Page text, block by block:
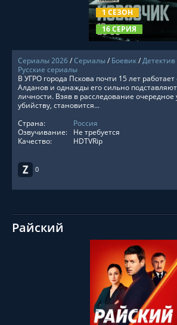
1 СЕЗОН
16 СЕРИЯ
Сериалы 2026/Сериалы/ Боевик/Детектив
Русские сериалы
0
В УГРО города Пскова почти 15 лет
Алданов и однажды его сильно
личности. Взяв в расследование очередное
убийству, становится...
Страна:
Россия
Озвучивание:
Не требуется
Качество:
HDTVRip
Райский
СМОТРЕТЬ ОНЛАЙН